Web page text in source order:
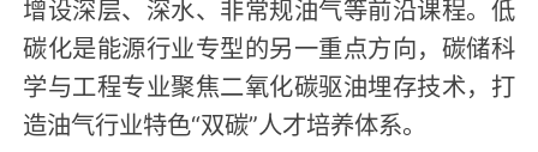
增设深层、深水、非常规油气等前沿课程。低
碳化是能源行业专型的另一重点方向，碳储科
学与工程专业聚焦二氧化碳驱油埋存技术，打
造油气行业特色“双碳”人才培养体系。